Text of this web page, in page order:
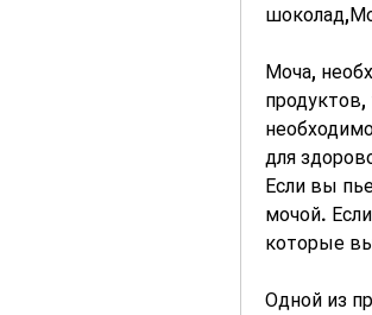
Моча,
для
Если вы
мочой.
которые
Одной из